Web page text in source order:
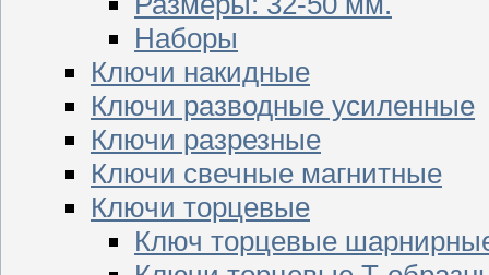
Наборы
Ключи накидные
Ключи разводные усиленные
Ключи разрезные
Ключи свечные магнитные
Ключи торцевые
Ключ торцевые